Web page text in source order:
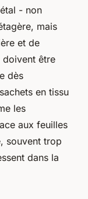
- non
mais
et de
doivent être
dès
en tissu
les
aux feuilles
souvent trop
dans la